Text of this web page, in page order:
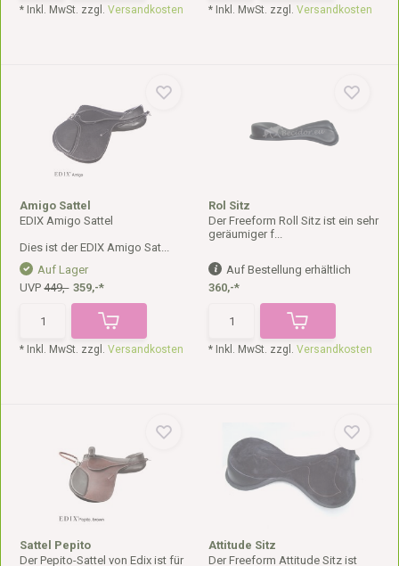
* Inkl. MwSt. zzgl.Versandkosten * Inkl. MwSt. zzgl. Versandkosten
Amigo Sattel
EDIX Amigo Sattel
Dies ist der EDIX Amigo Sat...
Auf Lager
UVP449,- 359,-*
* Inkl. MwSt. zzgl.Versandkosten
Rol Sitz
Der Freeform Roll Sitz ist ein sehr
geräumiger f...
Auf Bestellung erhältlich
360,-*
* Inkl. MwSt. zzgl. Versandkosten
Sattel Pepito
Der Pepito-Sattel von Edix ist für
Attitude Sitz
Der Freeform Attitude Sitz ist